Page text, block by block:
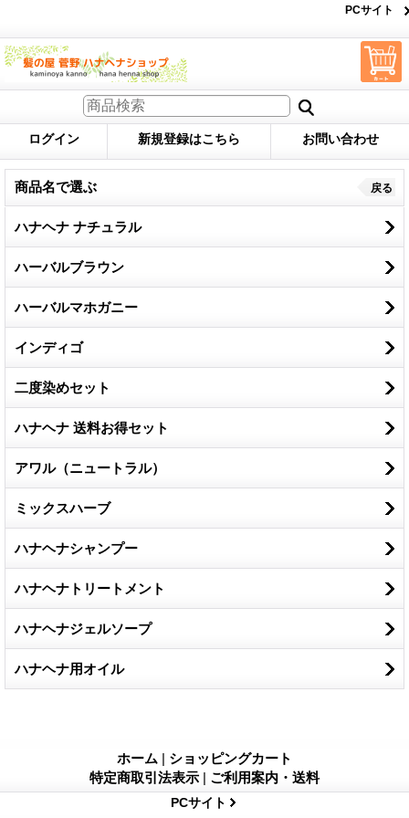
PCサイト
ログイン 新規登録はこちら お問い合わせ
商品名で選ぶ 戻る
ハナヘナ ナチュラル
ハーバルブラウン
ハーバルマホガニー
インディゴ
二度染めセット
ハナヘナ 送料お得セット
アワル（ニュートラル）
ミックスハーブ
ハナヘナシャンプー
ハナヘナトリートメント
ハナヘナジェルソープ
ハナヘナ用オイル
ホーム | ショッピングカート
特定商取引法表示 | ご利用案内・送料
PCサイト